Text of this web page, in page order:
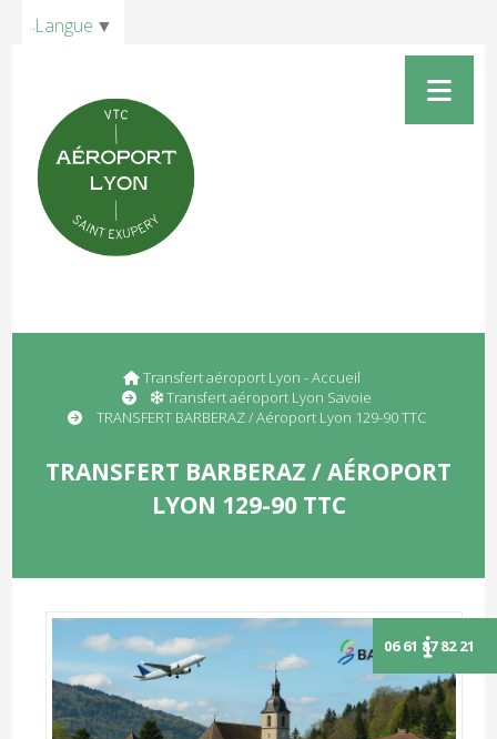
Transfert aéroport Lyon - Accueil
Transfert aéroport Lyon Savoie
TRANSFERT BARBERAZ / Aéroport Lyon 129-90 TTC
TRANSFERT BARBERAZ / AÉROPORT
LYON 129-90 TTC
Langue ▼